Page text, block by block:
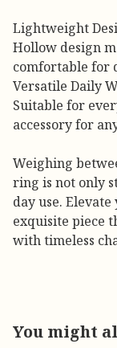
Lightweight
Hollow design
comfortable for
Versatile Daily
Suitable for
accessory for
Weighing
ring is not only
day use.
exquisite piece
with timeless
You might